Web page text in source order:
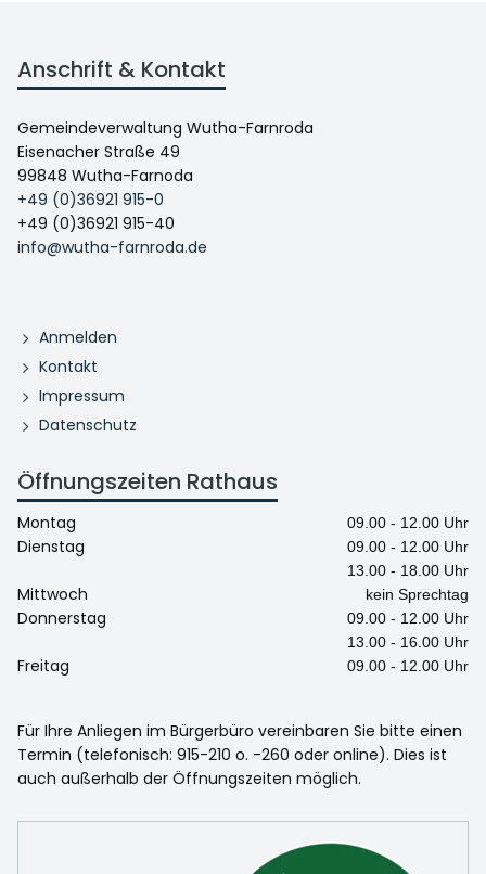
Anschrift & Kontakt
Gemeindeverwaltung Wutha-Farnroda
Eisenacher Straße 49
99848 Wutha-Farnoda
+49 (0)36921 915-0
+49 (0)36921 915-40
info@wutha-farnroda.de
Anmelden
Kontakt
Impressum
Datenschutz
Öffnungszeiten Rathaus
Montag 09.00 - 12.00 Uhr
Dienstag
09.00 - 12.00 Uhr
13.00 - 18.00 Uhr
Mittwoch kein Sprechtag
Donnerstag
09.00 - 12.00 Uhr
13.00 - 16.00 Uhr
Freitag 09.00 - 12.00 Uhr
Für Ihre Anliegen im Bürgerbüro vereinbaren Sie bitte einen
Termin (telefonisch: 915-210 o. -260 oder online). Dies ist
auch außerhalb der Öffnungszeiten möglich.